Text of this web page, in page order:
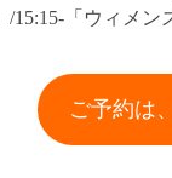
/15:15-「ウィメ
ご予約は